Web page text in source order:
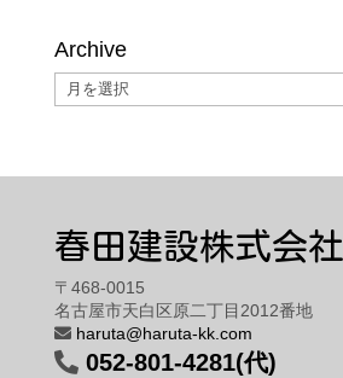
Archive
Archive
春田建設株式会社
〒468-0015
名古屋市天白区原二丁目2012番地
haruta@haruta-kk.com
052-801-4281(代)